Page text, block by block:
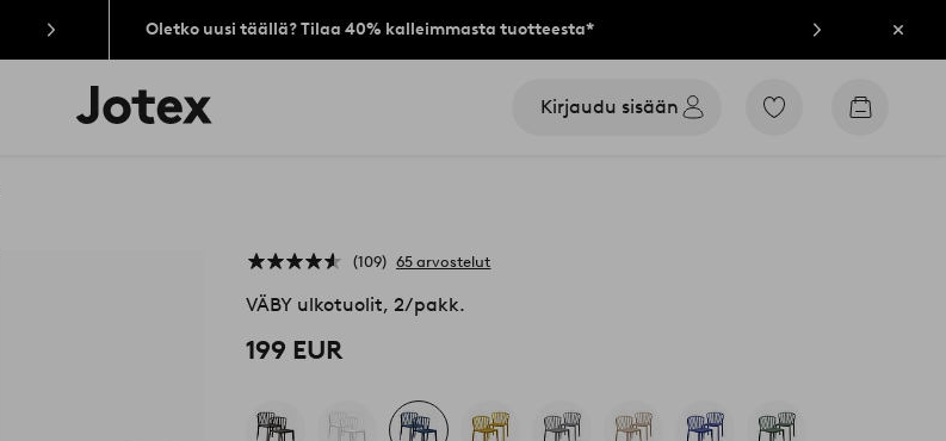
Oletko uusi täällä? Tilaa 40% kalleimmasta tuotteesta* Sulje
Jotex-
logo
Kirjaudu sisään
Siirry
Siirry
109 65 arvostelut
VÄBY ulkotuolit, 2/pakk.
199 EUR